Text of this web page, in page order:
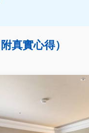
真實心得）